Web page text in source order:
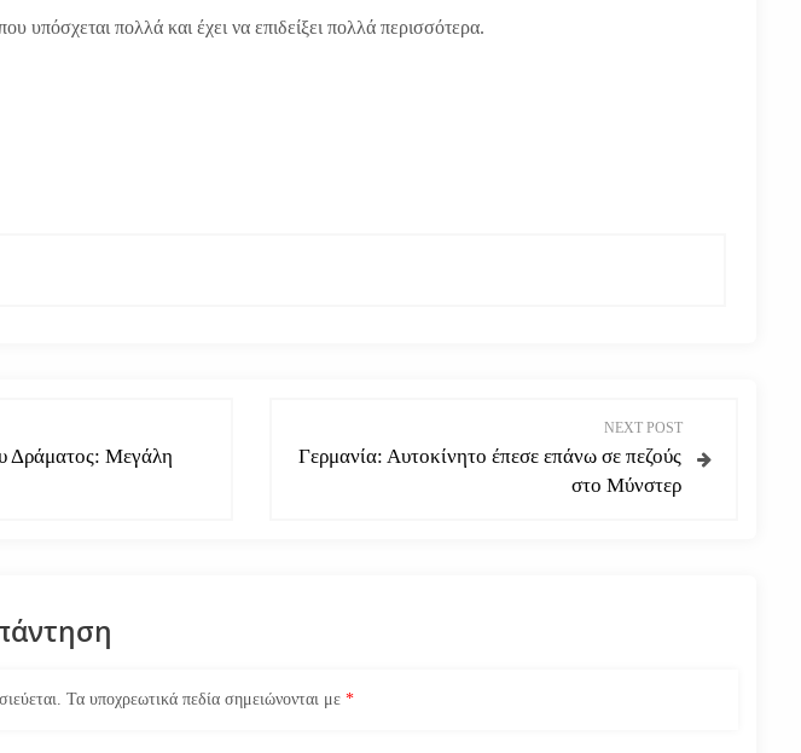
υπόσχεται πολλά και έχει να επιδείξει πολλά περισσότερα.
Δράματος: Μεγάλη
NEXT POST
Γερμανία: Αυτοκίνητο έπεσε επάνω σε πεζούς
στο Μύνστερ
Τα υποχρεωτικά πεδία σημειώνονται με*